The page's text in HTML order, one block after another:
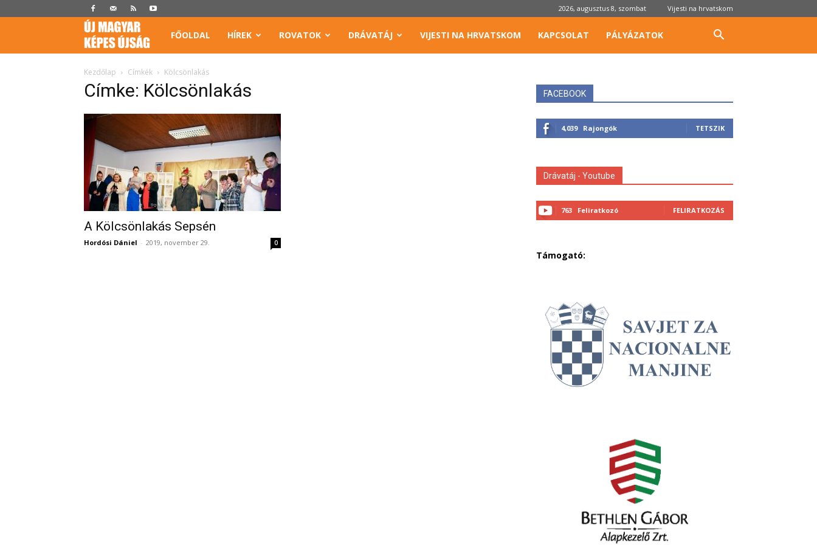
2026, augusztus 8, szombat Vijesti na hrvatskom
Képes
Újság
FŐOLDAL HÍREK ROVATOK DRÁVATÁJ VIJESTI NA HRVATSKOM KAPCSOLAT PÁLYÁZATOK
Kezdőlap Címkék Kölcsönlakás
Címke: Kölcsönlakás
A Kölcsönlakás Sepsén
Hordósi Dániel - 2019, november 29. 0
FACEBOOK
4,039 Rajongók TETSZIK
Drávatáj - Youtube
763 Feliratkozó FELIRATKOZÁS
Támogató: